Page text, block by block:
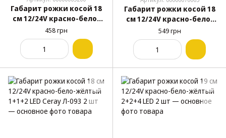
Габарит рожки косой 18
см 12/24V красно-бело-
жёлтый 1+1+1 LED Kogel-
Krone EK-142 2 шт
458 грн
Габарит рожки косой 18
см 12/24V красно-бело-
жёлтый 1+1+1 LED Ceray 2
шт
549 грн